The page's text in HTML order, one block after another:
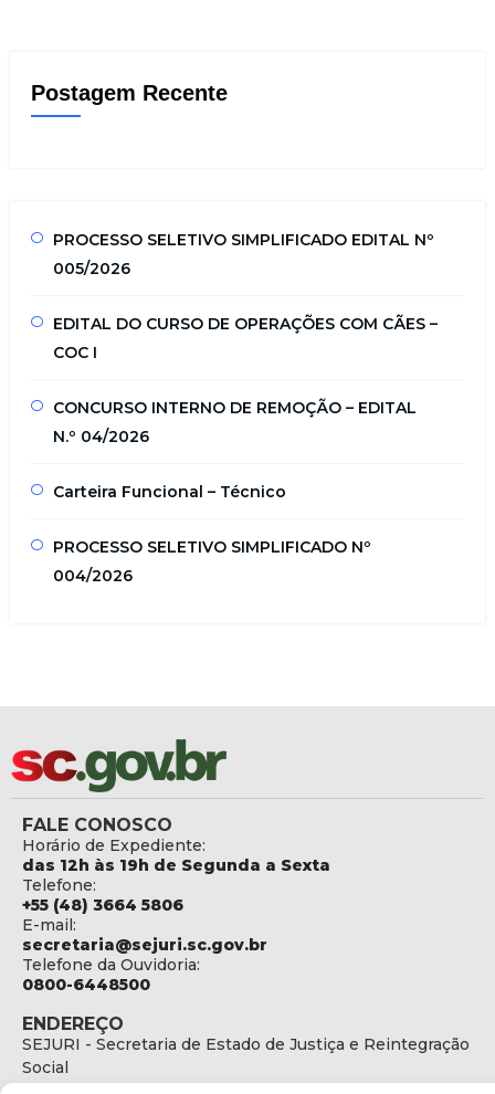
Postagem Recente
PROCESSO SELETIVO SIMPLIFICADO EDITAL Nº
005/2026
EDITAL DO CURSO DE OPERAÇÕES COM CÃES –
COC I
CONCURSO INTERNO DE REMOÇÃO – EDITAL
N.º 04/2026
Carteira Funcional – Técnico
PROCESSO SELETIVO SIMPLIFICADO Nº
004/2026
FALE CONOSCO
Horário de Expediente:
das 12h às 19h de Segunda a Sexta
Telefone:
+55 (48) 3664 5806
E-mail:
secretaria@sejuri.sc.gov.br
Telefone da Ouvidoria:
0800-6448500
ENDEREÇO
SEJURI - Secretaria de Estado de Justiça e Reintegração
Social